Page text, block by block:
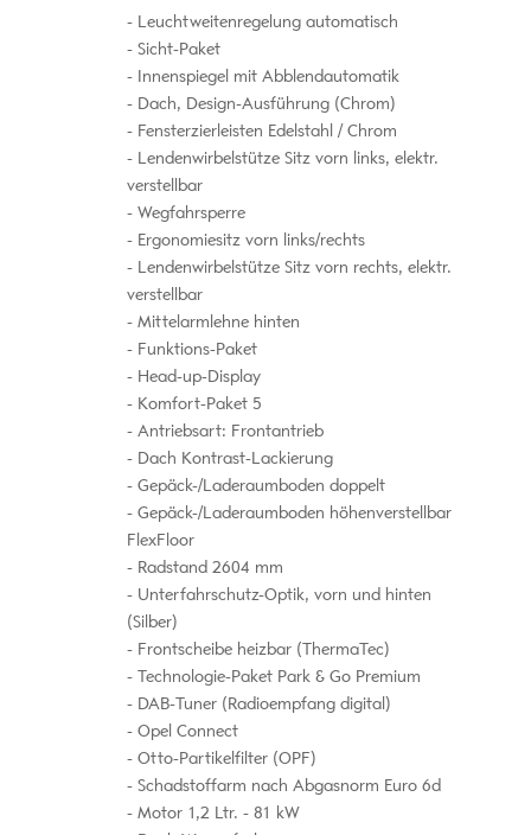
Leuchtweitenregelung automatisch
Sicht-Paket
Innenspiegel mit Abblendautomatik
Dach, Design-Ausführung (Chrom)
Fensterzierleisten Edelstahl / Chrom
Lendenwirbelstütze Sitz vorn links, elektr.
verstellbar
Wegfahrsperre
Ergonomiesitz vorn links/rechts
Lendenwirbelstütze Sitz vorn rechts, elektr.
verstellbar
Mittelarmlehne hinten
Funktions-Paket
Head-up-Display
Komfort-Paket 5
Antriebsart: Frontantrieb
Dach Kontrast-Lackierung
Gepäck-/Laderaumboden doppelt
Gepäck-/Laderaumboden höhenverstellbar
FlexFloor
Radstand 2604 mm
Unterfahrschutz-Optik, vorn und hinten
(Silber)
Frontscheibe heizbar (ThermaTec)
Technologie-Paket Park & Go Premium
DAB-Tuner (Radioempfang digital)
Opel Connect
Otto-Partikelfilter (OPF)
Schadstoffarm nach Abgasnorm Euro 6d
Motor 1,2 Ltr. - 81 kW